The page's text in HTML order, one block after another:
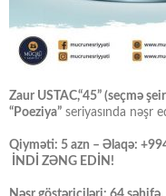
Zaur USTAC,“45” (seçmə
“Poeziya” seriyasında nəşr
Qiyməti: 5 azn – Əlaqə:
İNDİ ZƏNG EDİN!